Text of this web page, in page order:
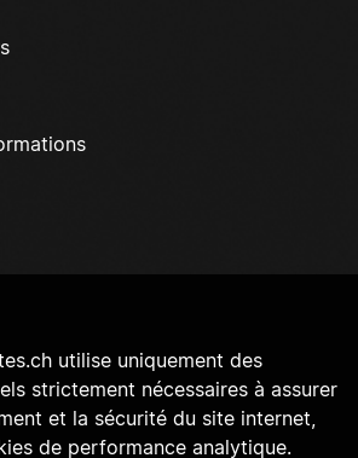
utilise uniquement des
strictement nécessaires à assurer
et la sécurité du site internet,
de performance analytique.